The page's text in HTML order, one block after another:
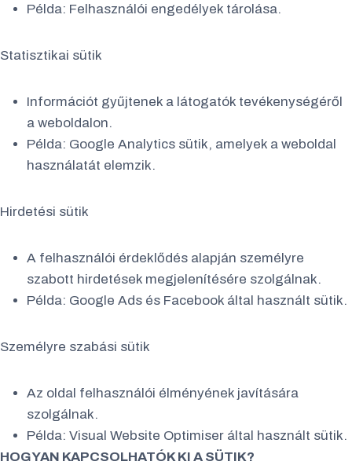
Példa: Felhasználói engedélyek tárolása.
Statisztikai sütik
Információt gyűjtenek a látogatók tevékenységéről
a weboldalon.
Példa: Google Analytics sütik, amelyek a weboldal
használatát elemzik.
Hirdetési sütik
A felhasználói érdeklődés alapján személyre
szabott hirdetések megjelenítésére szolgálnak.
Példa: Google Ads és Facebook által használt sütik.
Személyre szabási sütik
Az oldal felhasználói élményének javítására
szolgálnak.
Példa: Visual Website Optimiser által használt sütik.
HOGYAN KAPCSOLHATÓK KI A SÜTIK?